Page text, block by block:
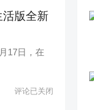
版全新
17日，在
评论已关闭